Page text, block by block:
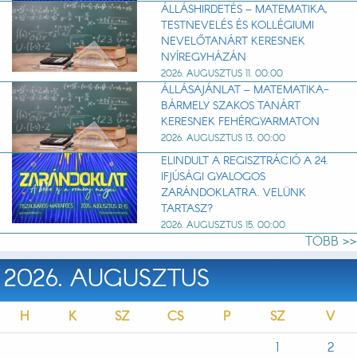
ÁLLÁSHIRDETÉS – MATEMATIKA,
TESTNEVELÉS ÉS KOLLÉGIUMI
NEVELŐTANÁRT KERESNEK
NYÍREGYHÁZÁN
2026. AUGUSZTUS 11. 00:00
ÁLLÁSAJÁNLAT – MATEMATIKA-
BÁRMELY SZAKOS TANÁRT
KERESNEK FEHÉRGYARMATON
2026. AUGUSZTUS 13. 00:00
ELINDULT A REGISZTRÁCIÓ A 24.
IFJÚSÁGI GYALOGOS
ZARÁNDOKLATRA. VELÜNK
TARTASZ?
2026. AUGUSZTUS 15. 00:00
TÖBB >>
2026. AUGUSZTUS
H K SZ CS P SZ
V
1
2